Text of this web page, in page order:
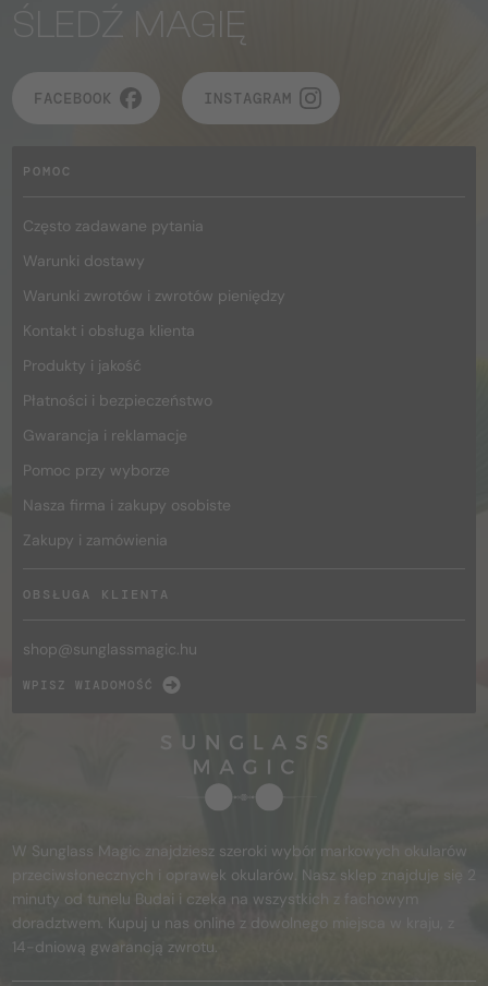
ŚLEDŹ MAGIĘ
FACEBOOK INSTAGRAM
POMOC
Często zadawane pytania
Warunki dostawy
Warunki zwrotów i zwrotów pieniędzy
Kontakt i obsługa klienta
Produkty i jakość
Płatności i bezpieczeństwo
Gwarancja i reklamacje
Pomoc przy wyborze
Nasza firma i zakupy osobiste
Zakupy i zamówienia
OBSŁUGA KLIENTA
shop@sunglassmagic.hu
WPISZ WIADOMOŚĆ
W Sunglass Magic znajdziesz szeroki wybór markowych okularów
przeciwsłonecznych i oprawek okularów. Nasz sklep znajduje się 2
minuty od tunelu Budai i czeka na wszystkich z fachowym
doradztwem. Kupuj u nas online z dowolnego miejsca w kraju, z
14-dniową gwarancją zwrotu.